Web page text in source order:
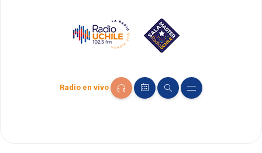
Radio en vivo